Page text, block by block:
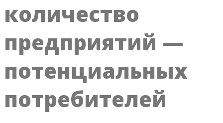
количество
предприятий —
потенциальных
потребителей